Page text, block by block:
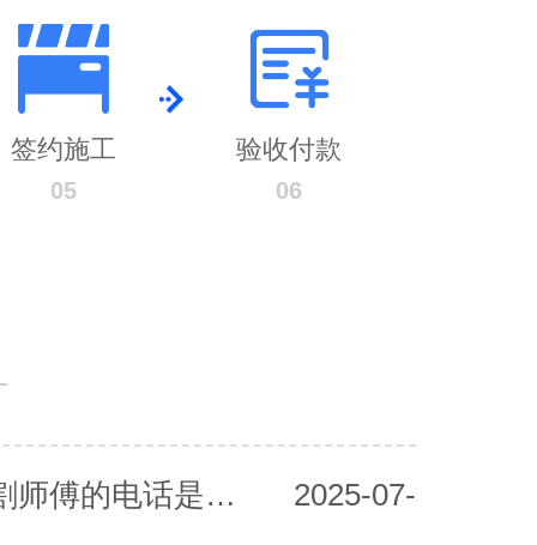
签约施工
05
验收付款
06
宁河混凝土切割师傅的电话是多少？ 2025-07-